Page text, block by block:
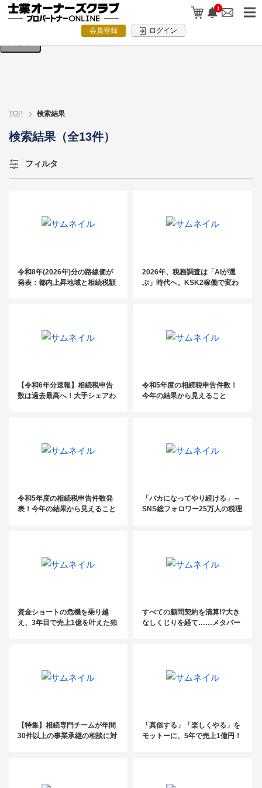
1
会員登録 ログイン
検索条件を入力してください。
TOP 検索結果
検索結果（全13件）
フィルタ
令和8年(2026年)分の路線価が
発表：都内上昇地域と相続税額
2026年、税務調査は「AIが選
ぶ」時代へ。KSK2稼働で変わ
【令和6年分速報】相続税申告
数は過去最高へ！大手シェアわ
令和5年度の相続税申告件数！
今年の結果から見えること
令和5年度の相続税申告件数発
表！今年の結果から見えること
「バカになってやり続ける」～
SNS総フォロワー25万人の税理
資金ショートの危機を乗り越
え、3年目で売上1億を叶えた独
すべての顧問契約を清算!?大き
なしくじりを経て……メタバー
【特集】相続専門チームが年間
30件以上の事業承継の相談に対
「真似する」「楽しくやる」を
モットーに、5年で売上1億円！